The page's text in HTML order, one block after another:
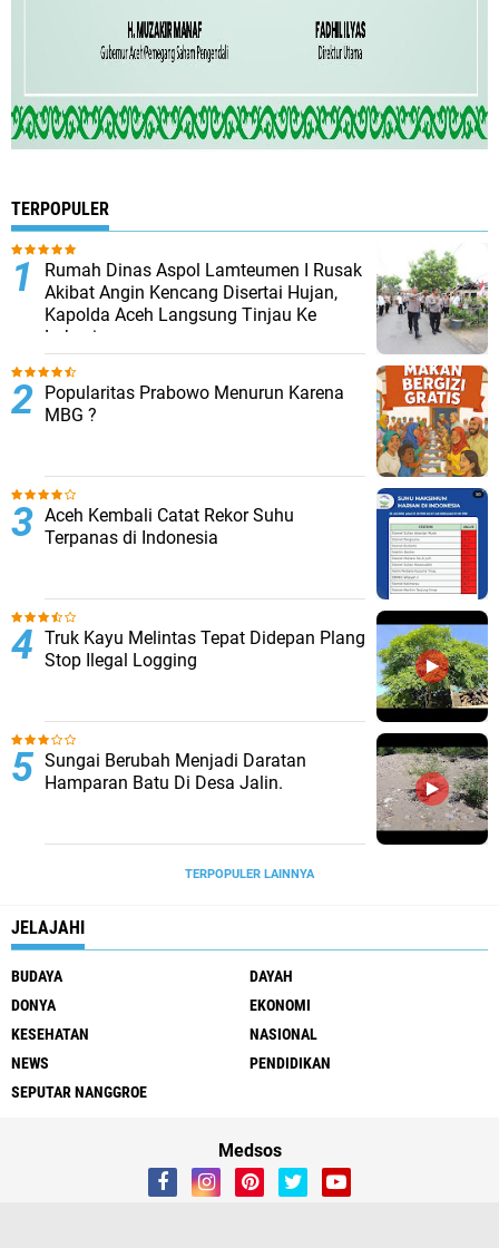
TERPOPULER
Rumah Dinas Aspol Lamteumen I Rusak
Akibat Angin Kencang Disertai Hujan,
Kapolda Aceh Langsung Tinjau Ke
Lokasi
Popularitas Prabowo Menurun Karena
MBG ?
Aceh Kembali Catat Rekor Suhu
Terpanas di Indonesia
Truk Kayu Melintas Tepat Didepan Plang
Stop Ilegal Logging
Sungai Berubah Menjadi Daratan
Hamparan Batu Di Desa Jalin.
TERPOPULER LAINNYA
JELAJAHI
BUDAYA
DAYAH
DONYA
EKONOMI
KESEHATAN
NASIONAL
NEWS
PENDIDIKAN
SEPUTAR NANGGROE
Medsos